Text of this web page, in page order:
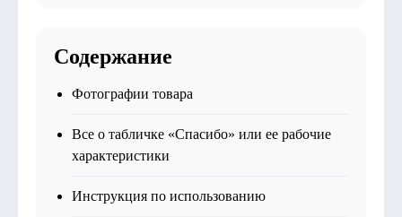
Содержание
Фотографии товара
Все о табличке «Спасибо» или ее рабочие
характеристики
Инструкция по использованию